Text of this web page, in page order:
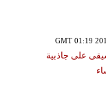
على جاذبية